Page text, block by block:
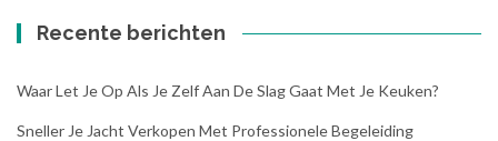
Recente berichten
Waar Let Je Op Als Je Zelf Aan De Slag Gaat Met Je Keuken?
Sneller Je Jacht Verkopen Met Professionele Begeleiding